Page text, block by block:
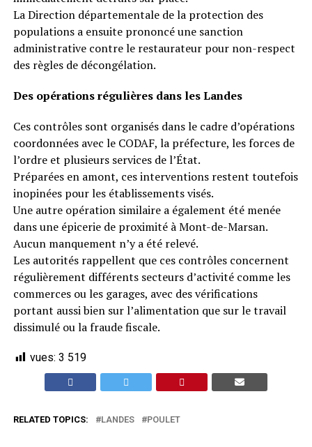
La Direction départementale de la protection des
populations a ensuite prononcé une sanction
administrative contre le restaurateur pour non-respect
des règles de décongélation.
Des opérations régulières dans les Landes
Ces contrôles sont organisés dans le cadre d’opérations
coordonnées avec le CODAF, la préfecture, les forces de
l’ordre et plusieurs services de l’État.
Préparées en amont, ces interventions restent toutefois
inopinées pour les établissements visés.
Une autre opération similaire a également été menée
dans une épicerie de proximité à Mont-de-Marsan.
Aucun manquement n’y a été relevé.
Les autorités rappellent que ces contrôles concernent
régulièrement différents secteurs d’activité comme les
commerces ou les garages, avec des vérifications
portant aussi bien sur l’alimentation que sur le travail
dissimulé ou la fraude fiscale.
vues: 3 519
RELATED TOPICS: LANDES POULET